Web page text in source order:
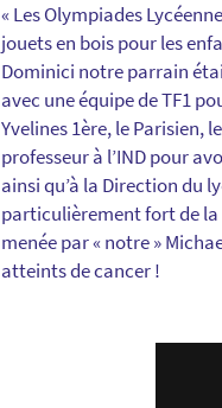
« Les Olympiades
jouets en bois pour les
Dominici notre parrain
avec une équipe de TF1
Yvelines 1ère, le Parisien,
professeur à l’IND pour
ainsi qu’à la Direction du
particulièrement fort de la
menée par « notre »
atteints de cancer !